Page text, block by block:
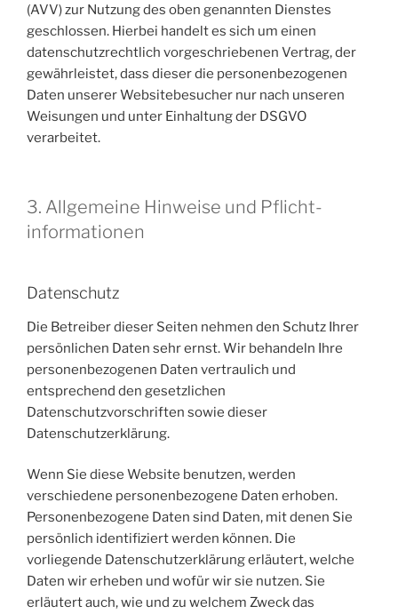
(AVV) zur Nutzung des oben genannten Dienstes
geschlossen. Hierbei handelt es sich um einen
datenschutzrechtlich vorgeschriebenen Vertrag, der
gewährleistet, dass dieser die personenbezogenen
Daten unserer Websitebesucher nur nach unseren
Weisungen und unter Einhaltung der DSGVO
verarbeitet.
3. Allgemeine Hinweise und Pflicht­
informationen
Datenschutz
Die Betreiber dieser Seiten nehmen den Schutz Ihrer
persönlichen Daten sehr ernst. Wir behandeln Ihre
personenbezogenen Daten vertraulich und
entsprechend den gesetzlichen
Datenschutzvorschriften sowie dieser
Datenschutzerklärung.
Wenn Sie diese Website benutzen, werden
verschiedene personenbezogene Daten erhoben.
Personenbezogene Daten sind Daten, mit denen Sie
persönlich identifiziert werden können. Die
vorliegende Datenschutzerklärung erläutert, welche
Daten wir erheben und wofür wir sie nutzen. Sie
erläutert auch, wie und zu welchem Zweck das